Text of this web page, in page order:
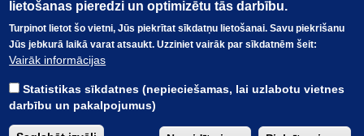
© Valsts kase 2017
Visas tiesības
EK GRĀMATVEDĪBAS KURSS
TERMINI
BUJ
lietošanas pieredzi un optimizētu tās darbību.
Turpinot lietot šo vietni, Jūs piekrītat sīkdatņu lietošanai. Savu piekrišanu
Jūs jebkurā laikā varat atsaukt. Uzziniet vairāk par sīkdatnēm šeit:
Vairāk informācijas
Statistikas sīkdatnes (nepieciešamas, lai uzlabotu vietnes
darbību un pakalpojumus)